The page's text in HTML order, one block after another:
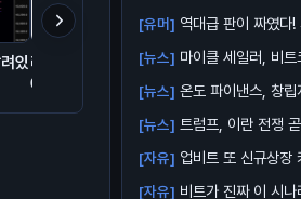
있라이트코인(LTC)는 향후
에 어떻게 될거같음?
트럼프 형님의
출시 ㅋㅋㅋ
[유머] 역대급 판이 짜였다
업비트...
[뉴스] 마이클 세일러, 비
[뉴스] 온도 파이낸스, 창
임 소송...
[뉴스] 트럼프, 이란 전쟁
전망
[자유] 업비트 또 신규상장
[자유] 비트가 진짜 이 시